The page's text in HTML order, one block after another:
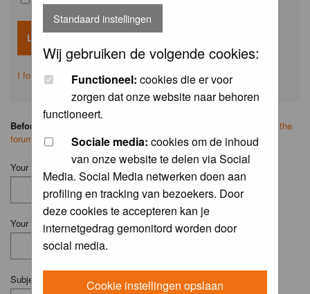
Standaard instellingen
Wij gebruiken de volgende cookies:
Functioneel: cookies die er voor
zorgen dat onze website naar behoren
functioneert.
Sociale media: cookies om de inhoud
van onze website te delen via Social
Media. Social Media netwerken doen aan
profiling en tracking van bezoekers. Door
deze cookies te accepteren kan je
internetgedrag gemonitord worden door
social media.
Cookie instellingen opslaan
I forgot my password
Before you ask your question:
search on the
forum
first.
Your Name (Fill in your username if you have one):
Your Email:
Subject: